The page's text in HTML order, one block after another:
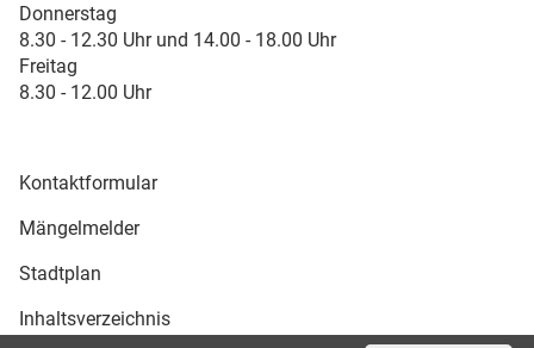
Donnerstag
8.30 - 12.30 Uhr und 14.00 - 18.00 Uhr
Freitag
8.30 - 12.00 Uhr
Kontaktformular
Mängelmelder
Stadtplan
Inhaltsverzeichnis